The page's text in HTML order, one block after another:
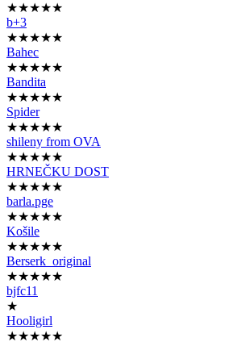
★★★★★
b+3
★★★★★
Bahec
★★★★★
Bandita
★★★★★
Spider
★★★★★
shileny from OVA
★★★★★
HRNEČKU DOST
★★★★★
barla.pge
★★★★★
Košile
★★★★★
Berserk_original
★★★★★
bjfc11
★
Hooligirl
★★★★★